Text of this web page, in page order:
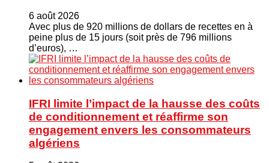
6 août 2026
Avec plus de 920 millions de dollars de recettes en à
peine plus de 15 jours (soit près de 796 millions
d’euros), …
IFRI limite l’impact de la hausse des coûts
de conditionnement et réaffirme son
engagement envers les consommateurs
algériens